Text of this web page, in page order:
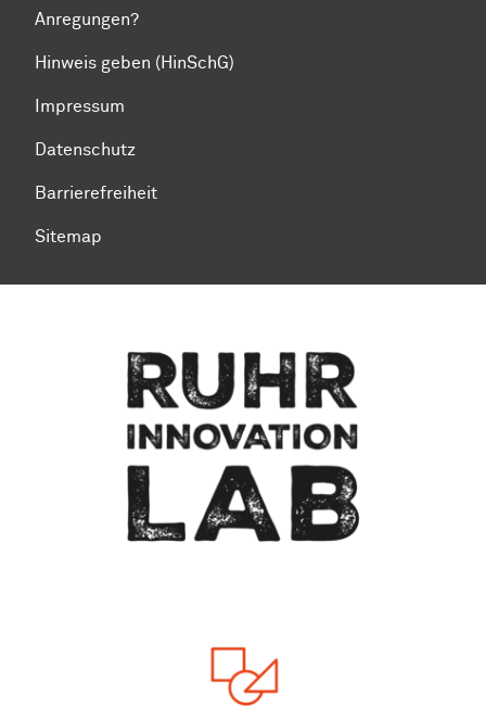
Anregungen?
Hinweis geben (HinSchG)
Impressum
Datenschutz
Barrierefreiheit
Sitemap